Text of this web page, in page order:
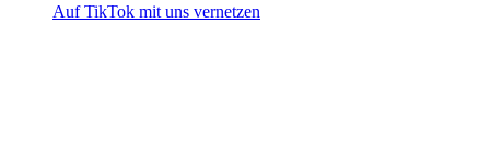
Auf TikTok mit uns vernetzen